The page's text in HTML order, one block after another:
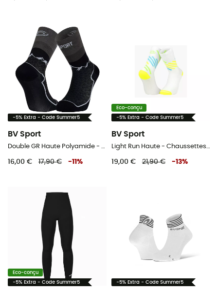
-5% Extra - Code Summer5
BV Sport
Double GR Haute Polyamide - Chaussettes randonnée
16,00 € 17,90 € -11 %
Eco-conçu
-5% Extra - Code Summer5
BV Sport
Light Run Haute - Chaussettes running
19,00 € 21,90 € -13%
Eco-conçu
-5% Extra - Code Summer5 -5% Extra - Code Summer5